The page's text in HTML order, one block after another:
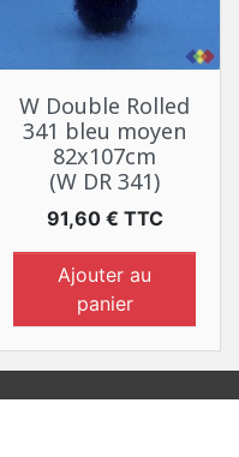
W Double Rolled
341 bleu moyen
82x107cm
(W DR 341)
Prix
91,60 € TTC
Ajouter au
panier